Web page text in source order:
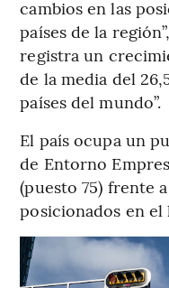
cambios en las
países de la
registra un
de la media del
países del mundo”.
El país ocupa un
de Entorno
(puesto 75) frente
posicionados en